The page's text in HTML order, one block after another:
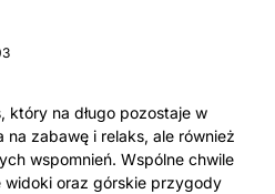
który na długo pozostaje w
na zabawę i relaks, ale również
wspomnień. Wspólne chwile
widoki oraz górskie przygody